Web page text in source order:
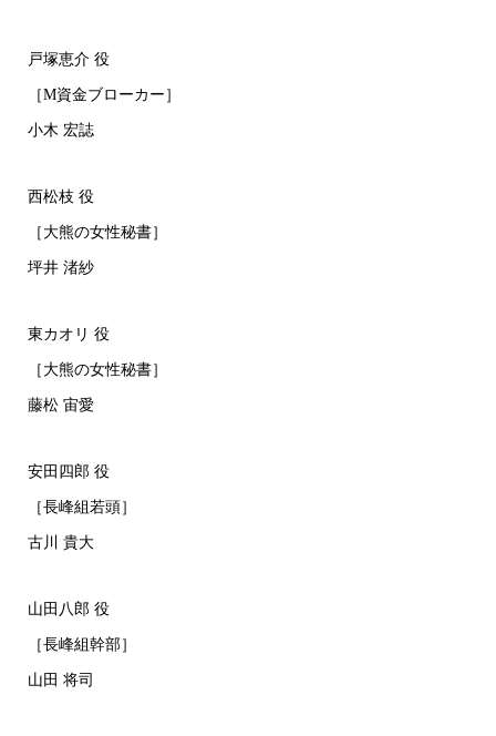
戸塚恵介 役
［M資金ブローカー］
小木 宏誌
西松枝 役
［大熊の女性秘書］
坪井 渚紗
東カオリ 役
［大熊の女性秘書］
藤松 宙愛
安田四郎 役
［長峰組若頭］
古川 貴大
山田八郎 役
［長峰組幹部］
山田 将司